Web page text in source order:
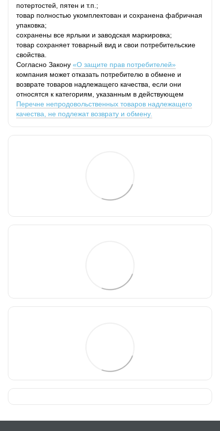
потертостей, пятен и т.п.;
товар полностью укомплектован и сохранена фабричная
упаковка;
сохранены все ярлыки и заводская маркировка;
товар сохраняет товарный вид и свои потребительские
свойства.
Согласно Закону «О защите прав потребителей»
компания может отказать потребителю в обмене и
возврате товаров надлежащего качества, если они
относятся к категориям, указанным в действующем
Перечне непродовольственных товаров надлежащего
качества, не подлежат возврату и обмену.